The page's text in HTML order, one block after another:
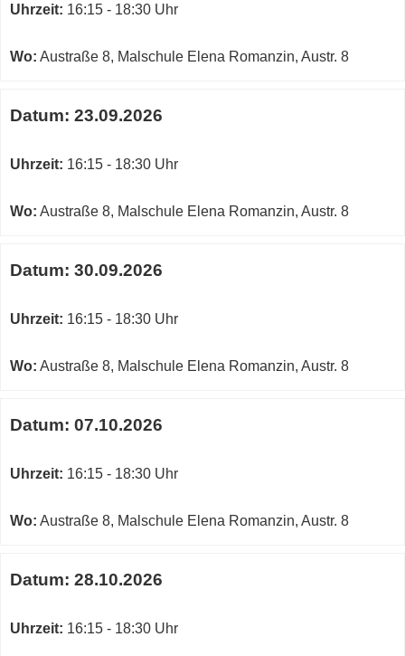
Romanzin,
8
Fenster
Uhrzeit: 16:15 - 18:30 Uhr
Wo: Austraße 8, Malschule Elena Romanzin, Austr. 8
Datum: 23.09.2026
Uhrzeit: 16:15 - 18:30 Uhr
Wo: Austraße 8, Malschule Elena Romanzin, Austr. 8
Datum: 30.09.2026
Uhrzeit: 16:15 - 18:30 Uhr
Wo: Austraße 8, Malschule Elena Romanzin, Austr. 8
Datum: 07.10.2026
Uhrzeit: 16:15 - 18:30 Uhr
Wo: Austraße 8, Malschule Elena Romanzin, Austr. 8
Datum: 28.10.2026
Uhrzeit: 16:15 - 18:30 Uhr